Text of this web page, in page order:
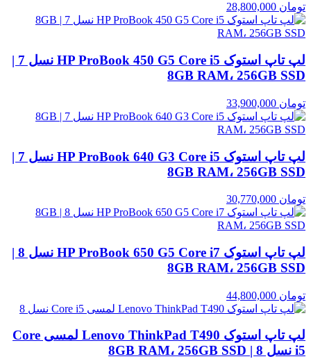
تومان
لپ تاپ استوک HP ProBook 450 G5 Core i5 نسل 7 |
8GB RAM، 256GB SSD
تومان
لپ تاپ استوک HP ProBook 640 G3 Core i5 نسل 7 |
8GB RAM، 256GB SSD
تومان
لپ تاپ استوک HP ProBook 650 G5 Core i7 نسل 8 |
8GB RAM، 256GB SSD
تومان
لپ تاپ استوک Lenovo ThinkPad T490 لمسی Core
i5 نسل 8 | 8GB RAM، 256GB SSD